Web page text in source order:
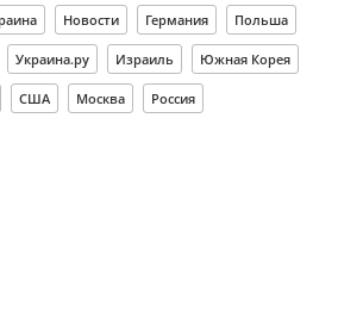
Новости Германия Польша
Украина.ру Израиль Южная Корея
США Москва Россия